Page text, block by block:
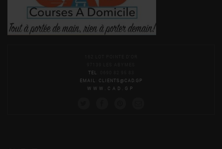
TEL
EMAIL
CLIENTS@CAD.GP
WWW.CAD.GP